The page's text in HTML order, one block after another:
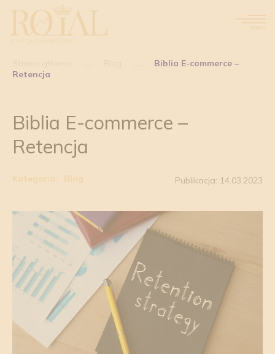
menu
Biblia E-commerce –
Retencja
Biblia E-commerce –
Retencja
Kategoria: Blog Publikacja: 14.03.2023